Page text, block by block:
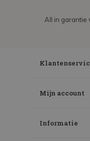
All in garantie
Mijn account
Informatie